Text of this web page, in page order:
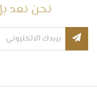
نحن نعد